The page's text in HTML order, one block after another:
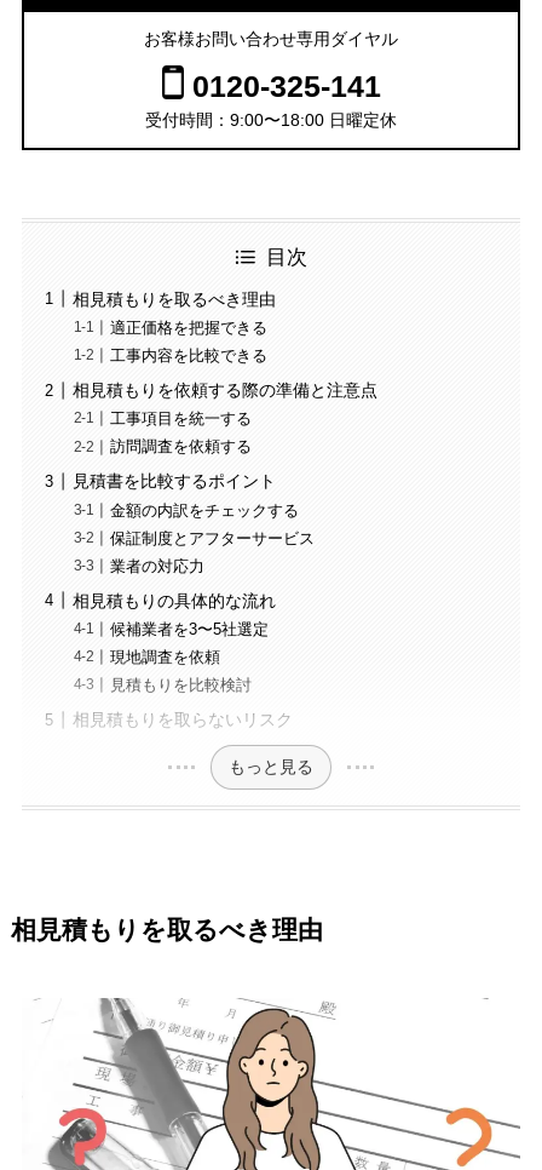
お客様お問い合わせ専用ダイヤル
0120-325-141
受付時間：9:00〜18:00 日曜定休
目次
相見積もりを取るべき理由
適正価格を把握できる
工事内容を比較できる
相見積もりを依頼する際の準備と注意点
工事項目を統一する
訪問調査を依頼する
見積書を比較するポイント
金額の内訳をチェックする
保証制度とアフターサービス
業者の対応力
相見積もりの具体的な流れ
候補業者を3〜5社選定
現地調査を依頼
見積もりを比較検討
相見積もりを取らないリスク
もっと見る
相見積もりを取るべき理由